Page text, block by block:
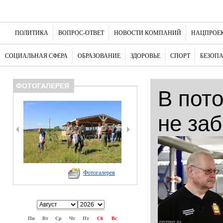
ПОЛИТИКА ВОПРОС-ОТВЕТ НОВОСТИ КОМПАНИЙ
СОЦИАЛЬНАЯ СФЕРА ОБРАЗОВАНИЕ ЗДОРОВЬЕ СПОРТ
ФОТОГАЛЕРЕЯ
Фотогалерея
Пн Вт Ср Чт Пт Сб Вс
В
не